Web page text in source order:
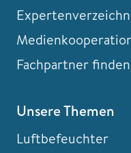
Fachpartner finden
Unsere Themen
Luftbefeuchter